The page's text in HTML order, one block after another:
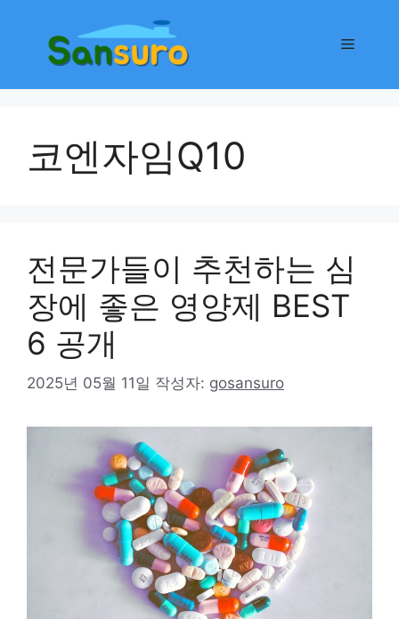
메
코엔자임Q10
전문가들이 추천하는 심
장에 좋은 영양제 BEST
6 공개
2025년 05월 11일 작성자: gosansuro